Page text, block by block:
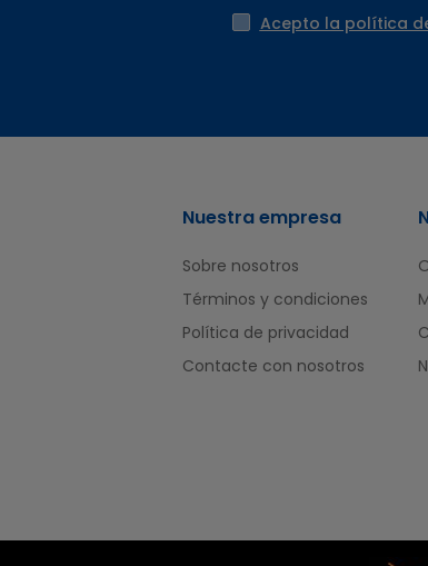
Acepto la política
Nuestra empresa
Sobre nosotros
Términos y condiciones
Política de privacidad
Contacte con nosotros